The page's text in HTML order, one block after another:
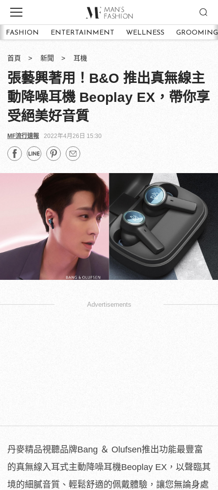
FASHION ENTERTAINMENT WELLNESS GROOMING
首頁 新聞 耳機
張藝興著用！B&O 推出真無線主
動降噪耳機 Beoplay EX，帶你享
受絕美好音質
MF流行速報 2022年4月26日 15:30
Advertisements
丹麥精品視聽品牌Bang ＆ Olufsen推出功能最豐富
的真無線入耳式主動降噪耳機Beoplay EX，以聲臨其
境的細膩音質、輕鬆舒適的佩戴體驗，讓您無論身處